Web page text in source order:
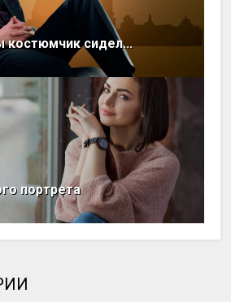
костюмчик сидел...
портрета